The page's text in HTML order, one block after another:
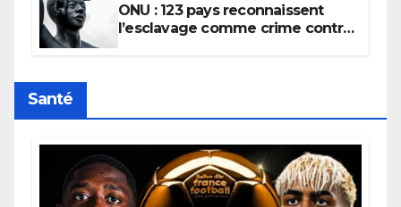
ONU : 123 pays reconnaissent
l’esclavage comme crime contre
Santé